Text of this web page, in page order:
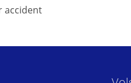
accident